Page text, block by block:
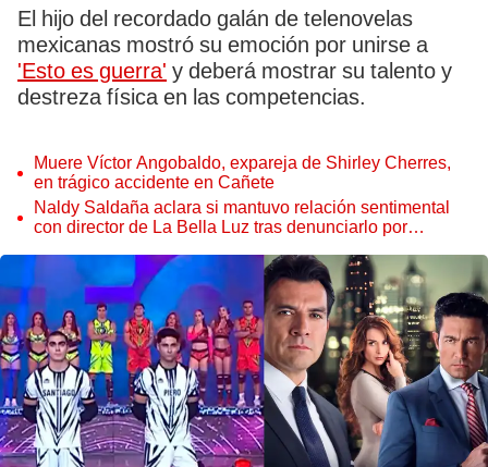
El hijo del recordado galán de telenovelas
mexicanas mostró su emoción por unirse a
'Esto es guerra' y deberá mostrar su talento y
destreza física en las competencias.
Muere Víctor Angobaldo, expareja de Shirley Cherres,
en trágico accidente en Cañete
Naldy Saldaña aclara si mantuvo relación sentimental
con director de La Bella Luz tras denunciarlo por